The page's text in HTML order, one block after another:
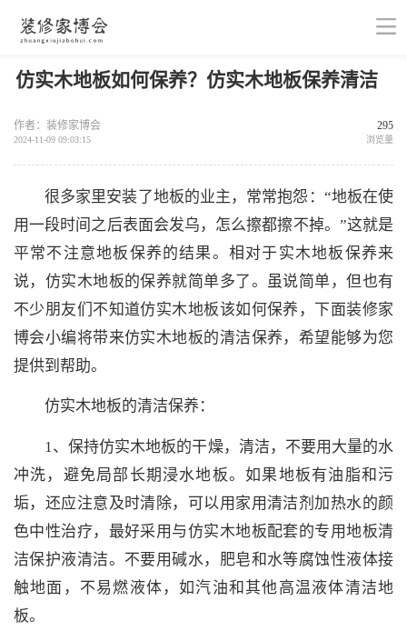
仿实木地板如何保养？仿实木地板保养清洁
作者：装修家博会
2024-11-09 09:03:15
295
浏览量
很多家里安装了地板的业主，常常抱怨：“地板在使
用一段时间之后表面会发乌，怎么擦都擦不掉。”这就是
平常不注意地板保养的结果。相对于实木地板保养来
说，仿实木地板的保养就简单多了。虽说简单，但也有
不少朋友们不知道仿实木地板该如何保养，下面装修家
博会小编将带来仿实木地板的清洁保养，希望能够为您
提供到帮助。
仿实木地板的清洁保养：
1、保持仿实木地板的干燥，清洁，不要用大量的水
冲洗，避免局部长期浸水地板。如果地板有油脂和污
垢，还应注意及时清除，可以用家用清洁剂加热水的颜
色中性治疗，最好采用与仿实木地板配套的专用地板清
洁保护液清洁。不要用碱水，肥皂和水等腐蚀性液体接
触地面，不易燃液体，如汽油和其他高温液体清洁地
板。